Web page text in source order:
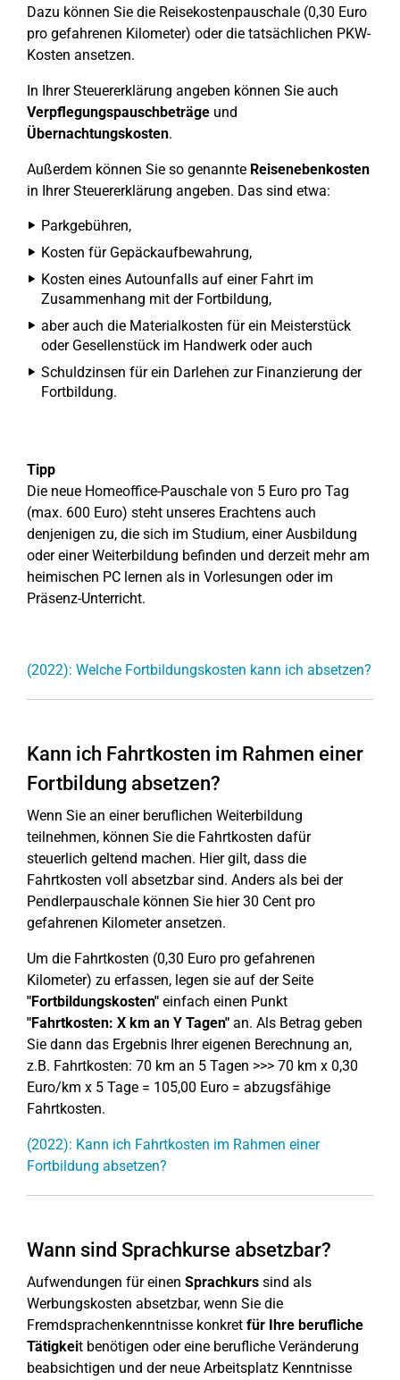
Dazu können Sie die Reisekostenpauschale (0,30 Euro
pro gefahrenen Kilometer) oder die tatsächlichen PKW-
Kosten ansetzen.
In Ihrer Steuererklärung angeben können Sie auch
Verpflegungspauschbeträge und
Übernachtungskosten.
Außerdem können Sie so genannte Reisenebenkosten
in Ihrer Steuererklärung angeben. Das sind etwa:
Parkgebühren,
Kosten für Gepäckaufbewahrung,
Kosten eines Autounfalls auf einer Fahrt im
Zusammenhang mit der Fortbildung,
aber auch die Materialkosten für ein Meisterstück
oder Gesellenstück im Handwerk oder auch
Schuldzinsen für ein Darlehen zur Finanzierung der
Fortbildung.
Tipp
Die neue Homeoffice-Pauschale von 5 Euro pro Tag
(max. 600 Euro) steht unseres Erachtens auch
denjenigen zu, die sich im Studium, einer Ausbildung
oder einer Weiterbildung befinden und derzeit mehr am
heimischen PC lernen als in Vorlesungen oder im
Präsenz-Unterricht.
(2022): Welche Fortbildungskosten kann ich absetzen?
Kann ich Fahrtkosten im Rahmen einer
Fortbildung absetzen?
Wenn Sie an einer beruflichen Weiterbildung
teilnehmen, können Sie die Fahrtkosten dafür
steuerlich geltend machen. Hier gilt, dass die
Fahrtkosten voll absetzbar sind. Anders als bei der
Pendlerpauschale können Sie hier 30 Cent pro
gefahrenen Kilometer ansetzen.
Um die Fahrtkosten (0,30 Euro pro gefahrenen
Kilometer) zu erfassen, legen sie auf der Seite
"Fortbildungskosten" einfach einen Punkt
"Fahrtkosten: X km an Y Tagen" an. Als Betrag geben
Sie dann das Ergebnis Ihrer eigenen Berechnung an,
z.B. Fahrtkosten: 70 km an 5 Tagen >>> 70 km x 0,30
Euro/km x 5 Tage = 105,00 Euro = abzugsfähige
Fahrtkosten.
(2022): Kann ich Fahrtkosten im Rahmen einer
Fortbildung absetzen?
Wann sind Sprachkurse absetzbar?
Aufwendungen für einen Sprachkurs sind als
Werbungskosten absetzbar, wenn Sie die
Fremdsprachenkenntnisse konkret für Ihre berufliche
Tätigkeit benötigen oder eine berufliche Veränderung
beabsichtigen und der neue Arbeitsplatz Kenntnisse